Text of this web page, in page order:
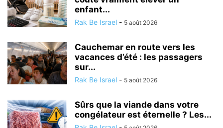
enfant...
Rak Be Israel - 5 août 2026
Cauchemar en route vers les
vacances d’été : les passagers
sur...
Rak Be Israel - 5 août 2026
Sûrs que la viande dans votre
congélateur est éternelle ? Les...